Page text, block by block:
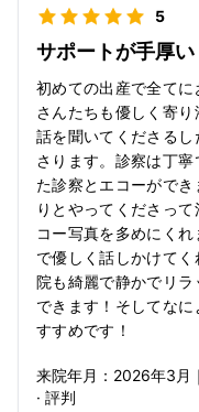
5
サポートが手厚い
初めての出産で全て
さんたちも優しく寄
話を聞いてくださる
さります。診察は丁
た診察とエコーがで
りとやってくださっ
コー写真を多めにく
で優しく話しかけて
院も綺麗で静かでリ
できます！そしてな
すすめです！
来院年月： 2026年3月 ｜
· 評判